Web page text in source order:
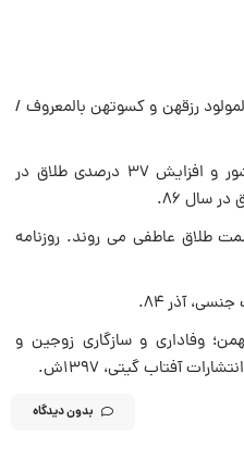
رزقهن و کسوتهن بالمعروف /
رشد ۷ درصدی طلاق در کل کشور و افزایش ۳۷ درصدی طلاق در
طلاق عاطفی می روند. روزنامه
آذر ۸۴.
وفاداری و سازگاری زوجین و
آفتاب گیتی، 1397ش.
بدون دیدگاه